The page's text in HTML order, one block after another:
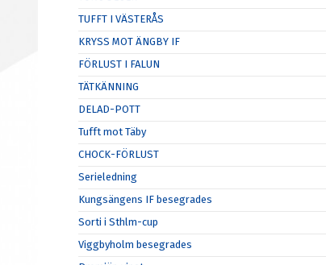
TUFFT I VÄSTERÅS
KRYSS MOT ÄNGBY IF
FÖRLUST I FALUN
TÄTKÄNNING
DELAD-POTT
Tufft mot Täby
CHOCK-FÖRLUST
Serieledning
Kungsängens IF besegrades
Sorti i Sthlm-cup
Viggbyholm besegrades